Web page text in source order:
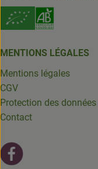
MENTIONS LÉGALES
Mentions légales
CGV
Protection des données
Contact